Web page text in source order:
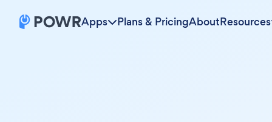
Apps Plans & PricingAboutResources